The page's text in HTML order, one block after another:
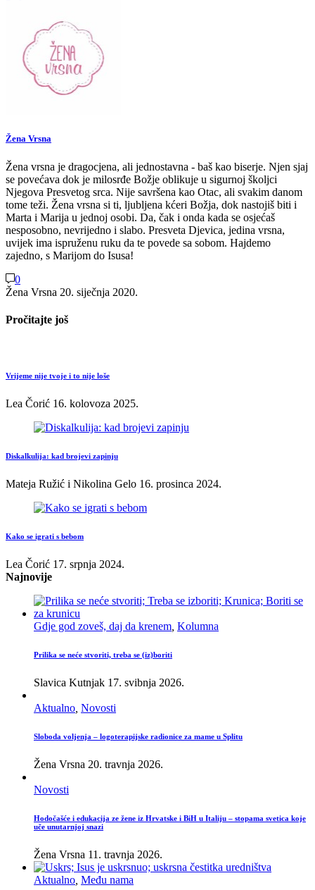
Žena Vrsna
Žena vrsna je dragocjena, ali jednostavna - baš kao biserje. Njen sjaj
se povećava dok je milosrđe Božje oblikuje u sigurnoj školjci
Njegova Presvetog srca. Nije savršena kao Otac, ali svakim danom
tome teži. Žena vrsna si ti, ljubljena kćeri Božja, dok nastojiš biti i
Marta i Marija u jednoj osobi. Da, čak i onda kada se osjećaš
nesposobno, nevrijedno i slabo. Presveta Djevica, jedina vrsna,
uvijek ima ispruženu ruku da te povede sa sobom. Hajdemo
zajedno, s Marijom do Isusa!
0
Žena Vrsna 20. siječnja 2020.
Pročitajte još
Vrijeme nije tvoje i to nije loše
Lea Čorić 16. kolovoza 2025.
Diskalkulija: kad brojevi zapinju
Mateja Ružić i Nikolina Gelo 16. prosinca 2024.
Kako se igrati s bebom
Lea Čorić 17. srpnja 2024.
Najnovije
Gdje god zoveš, daj da krenem Kolumna
Prilika se neće stvoriti, treba se (iz)boriti
Slavica Kutnjak 17. svibnja 2026.
Aktualno Novosti
Sloboda voljenja – logoterapijske radionice za mame u Splitu
Žena Vrsna 20. travnja 2026.
Novosti
Hodočašće i edukacija ze žene iz Hrvatske i BiH u Italiju – stopama svetica koje
uče unutarnjoj snazi
Žena Vrsna 11. travnja 2026.
Aktualno Među nama